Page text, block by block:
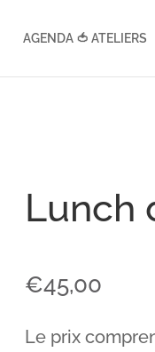
AGENDA 🍅 ATELIERS
Lunch
€45,00
Le prix